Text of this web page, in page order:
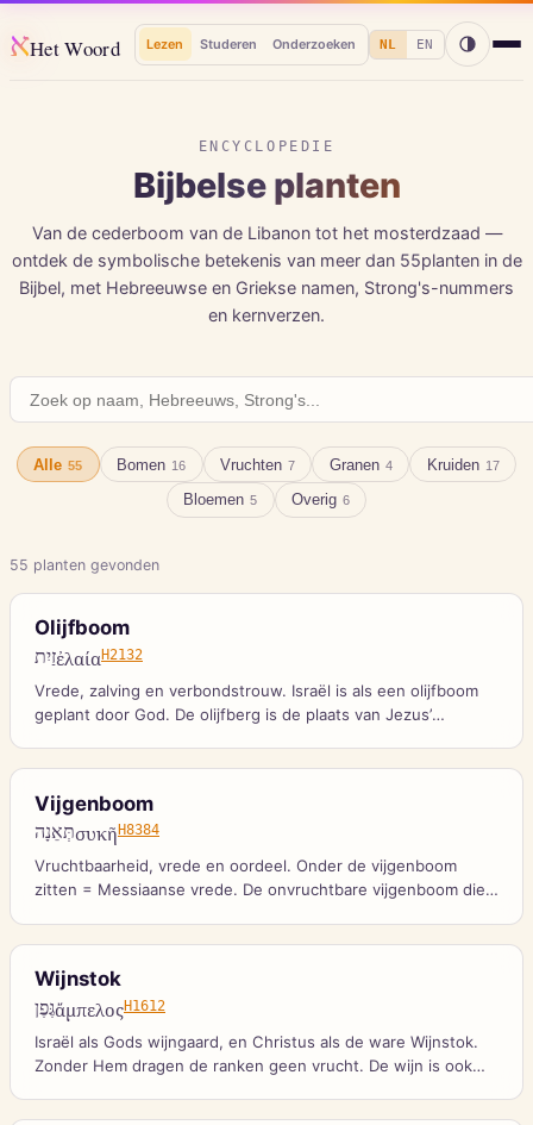
אHet Woord Lezen Studeren Onderzoeken NL EN
ENCYCLOPEDIE
Bijbelse planten
Van de cederboom van de Libanon tot het mosterdzaad —
ontdek de symbolische betekenis van meer dan 55planten in de
Bijbel, met Hebreeuwse en Griekse namen, Strong's-nummers
en kernverzen.
Alle 55 Bomen 16 Vruchten 7 Granen 4 Kruiden 17
Bloemen 5 Overig 6
55 planten gevonden
Olijfboom
זַיִתἐλαίαH2132
Vrede, zalving en verbondstrouw. Israël is als een olijfboom
geplant door God. De olijfberg is de plaats van Jezus’
Vijgenboom
תְּאֵנָהσυκῆ H8384
Vruchtbaarheid, vrede en oordeel. Onder de vijgenboom
zitten = Messiaanse vrede. De onvruchtbare vijgenboom die
Wijnstok
גֶּפֶןἄμπελοςH1612
Israël als Gods wijngaard, en Christus als de ware Wijnstok.
Zonder Hem dragen de ranken geen vrucht. De wijn is ook